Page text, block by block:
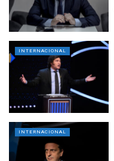
INTERNACIONAL
INTERNACIONAL